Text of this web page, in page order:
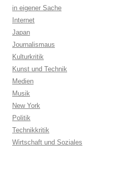
in eigener Sache
Internet
Japan
Journalismaus
Kulturkritik
Kunst und Technik
Medien
Musik
New York
Politik
Technikkritik
Wirtschaft und Soziales